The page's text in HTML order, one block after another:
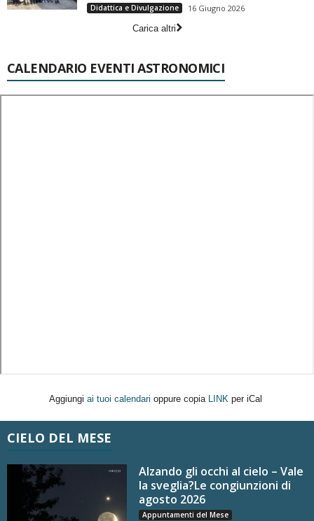
Didattica e Divulgazione
16 Giugno 2026
Carica altri
CALENDARIO EVENTI ASTRONOMICI
Aggiungi ai tuoi calendari oppure copia LINK per iCal
CIELO DEL MESE
Alzando gli occhi al cielo – Vale
la sveglia?Le congiunzioni di
agosto 2026
Appuntamenti del Mese